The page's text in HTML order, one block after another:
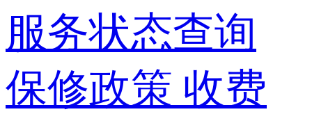
服务状态查询
保修政策 收费